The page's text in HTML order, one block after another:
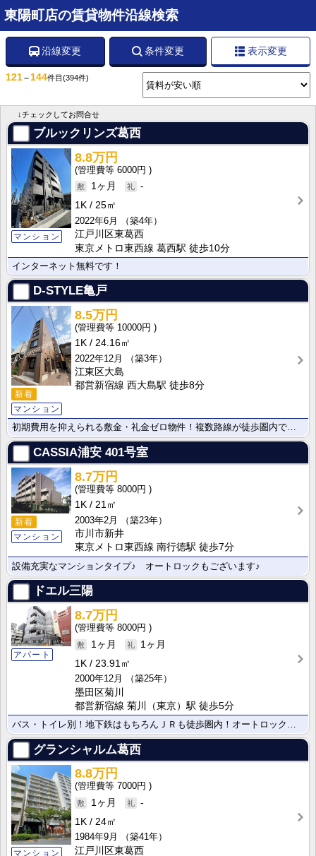
東陽町店の賃貸物件沿線検索
沿線変更 条件変更 表示変更
121～144件目 (394件)
↓チェックしてお問合せ
ブルックリンズ葛西
マンション
8.8万円
6000円
1ヶ月
-
1K
25㎡
2022年6月
（築4年）
江戸川区東葛西
東京メトロ東西線 葛西駅 徒歩10分
インターネット無料です！
D-STYLE亀戸
新着
マンション
8.5万円
10000円
1K
24.16㎡
2022年12月
（築3年）
江東区大島
都営新宿線 西大島駅 徒歩8分
初期費用を抑えられる敷金・礼金ゼロ物件！複数路線が徒歩圏内で通勤・通学に大変便利です。セキュリティ面･･･
CASSIA浦安 401号室
新着
マンション
8.7万円
8000円
1K
21㎡
2003年2月
（築23年）
市川市新井
東京メトロ東西線 南行徳駅 徒歩7分
設備充実なマンションタイプ♪ オートロックもございます♪
ドエル三陽
アパート
8.7万円
8000円
1ヶ月
1ヶ月
1K
23.91㎡
2000年12月
（築25年）
墨田区菊川
都営新宿線 菊川（東京）駅 徒歩5分
グランシャルム葛西
マンション
8.8万円
7000円
1ヶ月
-
1K
24㎡
1984年9月
（築41年）
江戸川区東葛西